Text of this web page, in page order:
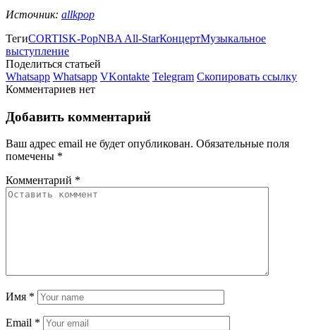
Источник: allkpop
ТегиCORTISK-PopNBA All-StarКонцертМузыкальное
выступление
Поделиться статьей
Whatsapp Whatsapp VKontakte Telegram Скопировать ссылку
Комментариев нет
Добавить комментарий
Ваш адрес email не будет опубликован. Обязательные поля
помечены *
Комментарий *
Имя *
Email *